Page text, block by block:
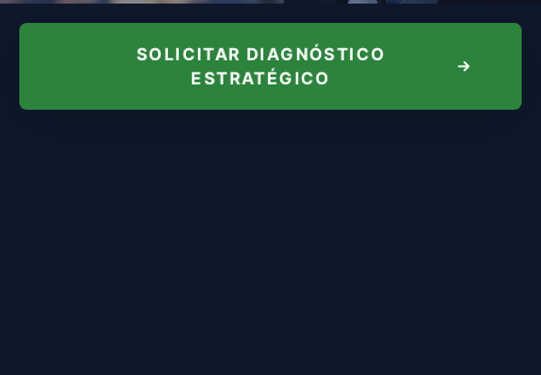
SOLICITAR DIAGNÓSTICO
ESTRATÉGICO